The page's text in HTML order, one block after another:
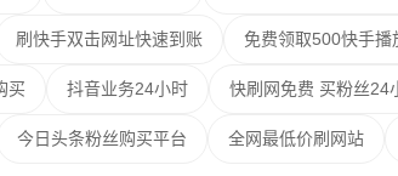
刷快手双击网址快速到账 免费领取500快手
买 抖音业务24小时 快刷网免费 买粉丝24
今日头条粉丝购买平台 全网最低价刷网站